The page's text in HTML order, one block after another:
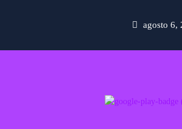
agosto 6,